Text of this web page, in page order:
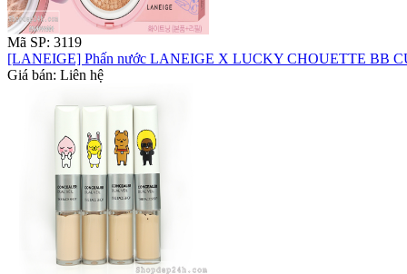
Mã SP: 3119
[LANEIGE] Phấn nước LANEIGE X LUCKY CHOUETTE BB
Giá bán: Liên hệ